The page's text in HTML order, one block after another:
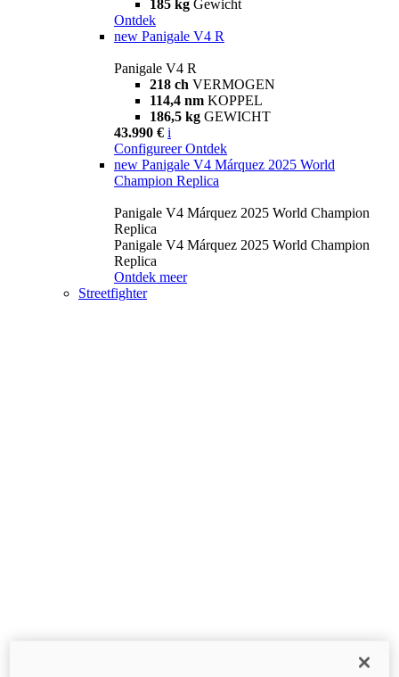
185 kg Gewicht
Ontdek
new Panigale V4 R
Panigale V4 R
218 ch VERMOGEN
114,4 nm KOPPEL
186,5 kg GEWICHT
43.990 € i
Configureer Ontdek
new Panigale V4 Márquez 2025 World
Champion Replica
Panigale V4 Márquez 2025 World Champion
Replica
Panigale V4 Márquez 2025 World Champion
Replica
Ontdek meer
Streetfighter